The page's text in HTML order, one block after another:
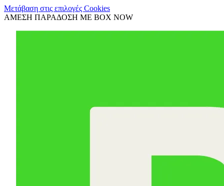
Μετάβαση στις επιλογές Cookies
ΑΜΕΣΗ ΠΑΡΑΔΟΣΗ ΜΕ BOX NOW